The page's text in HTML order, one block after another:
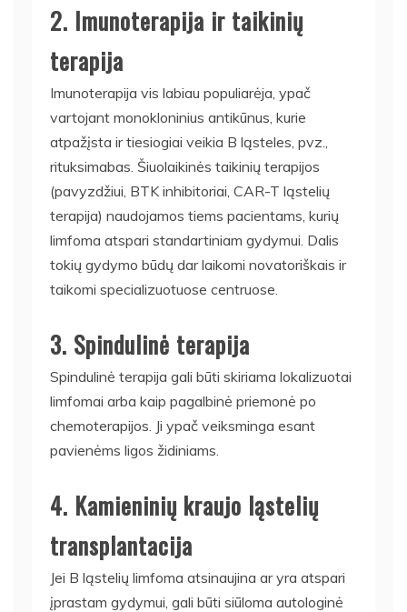
2. Imunoterapija ir taikinių
terapija
Imunoterapija vis labiau populiarėja, ypač
vartojant monokloninius antikūnus, kurie
atpažįsta ir tiesiogiai veikia B ląsteles, pvz.,
rituksimabas. Šiuolaikinės taikinių terapijos
(pavyzdžiui, BTK inhibitoriai, CAR-T ląstelių
terapija) naudojamos tiems pacientams, kurių
limfoma atspari standartiniam gydymui. Dalis
tokių gydymo būdų dar laikomi novatoriškais ir
taikomi specializuotuose centruose.
3. Spindulinė terapija
Spindulinė terapija gali būti skiriama lokalizuotai
limfomai arba kaip pagalbinė priemonė po
chemoterapijos. Ji ypač veiksminga esant
pavienėms ligos židiniams.
4. Kamieninių kraujo ląstelių
transplantacija
Jei B ląstelių limfoma atsinaujina ar yra atspari
įprastam gydymui, gali būti siūloma autologinė